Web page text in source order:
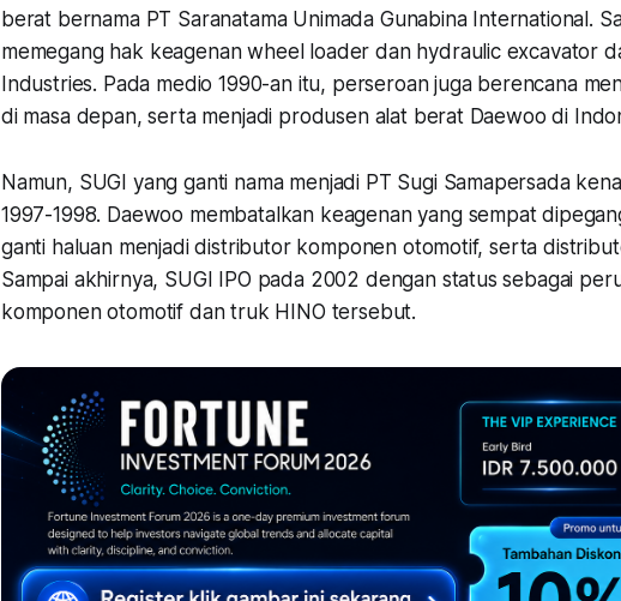
berat bernama PT Saranatama Unimada Gunabina International.
memegang hak keagenan wheel loader dan hydraulic excavator
Industries. Pada medio 1990-an itu, perseroan juga berencana
di masa depan, serta menjadi produsen alat berat Daewoo di
Namun, SUGI yang ganti nama menjadi PT Sugi Samapersada
1997-1998. Daewoo membatalkan keagenan yang sempat
ganti haluan menjadi distributor komponen otomotif, serta
Sampai akhirnya, SUGI IPO pada 2002 dengan status sebagai
komponen otomotif dan truk HINO tersebut.